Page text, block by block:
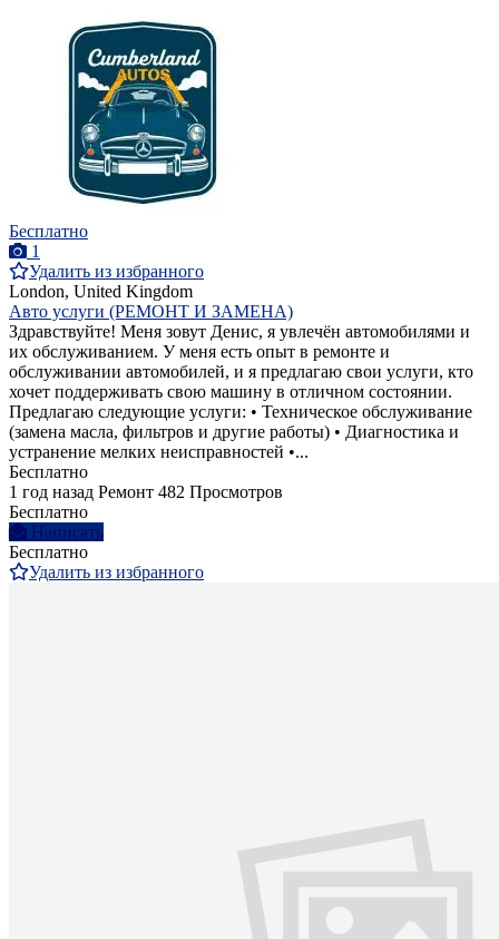
Бесплатно
1
Удалить из избранного
London, United Kingdom
Авто услуги (РЕМОНТ И ЗАМЕНА)
Здравствуйте! Меня зовут Денис, я увлечён автомобилями и
их обслуживанием. У меня есть опыт в ремонте и
обслуживании автомобилей, и я предлагаю свои услуги, кто
хочет поддерживать свою машину в отличном состоянии.
Предлагаю следующие услуги: • Техническое обслуживание
(замена масла, фильтров и другие работы) • Диагностика и
устранение мелких неисправностей •...
Бесплатно
1 год назад Ремонт 482 Просмотров
Бесплатно
Написать
Бесплатно
Удалить из избранного